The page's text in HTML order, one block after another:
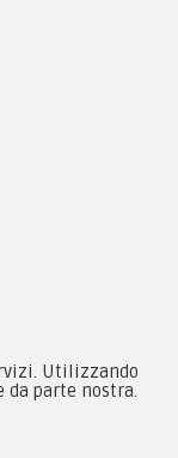
Utilizzando
parte nostra.